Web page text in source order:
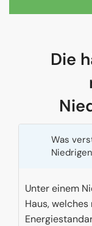
Die
Was
Unter einem
Haus,